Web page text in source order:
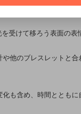
を巡らせ、清冽な印象
受けて移ろう表面の表
他のブレスレットと
も含め、時間とともに